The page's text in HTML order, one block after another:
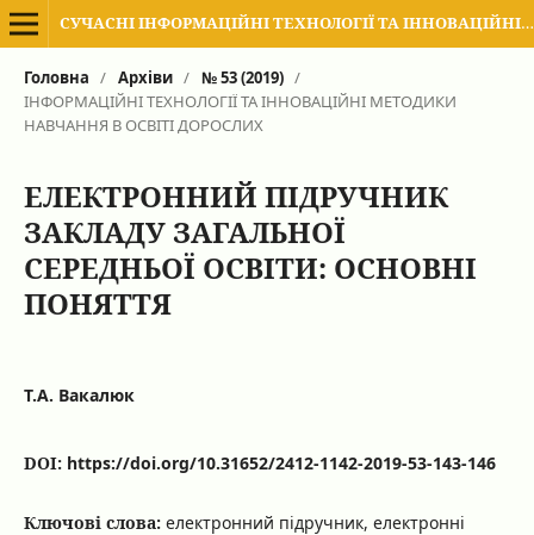
СУЧАСНІ ІНФОРМАЦІЙНІ ТЕХНОЛОГІЇ ТА ІННОВАЦІЙНІ МЕТОДИКИ НАВЧАННЯ В ПІДГОТОВЦІ ФАХІВЦІВ: МЕТОДОЛОГІЯ, ТЕОРІЯ, ДОСВІД, ПРОБЛЕМИ
Головна / Архіви / № 53 (2019) /
ІНФОРМАЦІЙНІ ТЕХНОЛОГІЇ ТА ІННОВАЦІЙНІ МЕТОДИКИ
НАВЧАННЯ В ОСВІТІ ДОРОСЛИХ
ЕЛЕКТРОННИЙ ПІДРУЧНИК
ЗАКЛАДУ ЗАГАЛЬНОЇ
СЕРЕДНЬОЇ ОСВІТИ: ОСНОВНІ
ПОНЯТТЯ
Т.А. Вакалюк
DOI: https://doi.org/10.31652/2412-1142-2019-53-143-146
Ключові слова: електронний підручник, електронні